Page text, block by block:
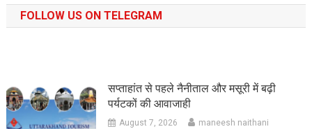
FOLLOW US ON TELEGRAM
सप्ताहांत से पहले नैनीताल और मसूरी में बढ़ी
पर्यटकों की आवाजाही
August 7, 2026 maneesh naithani